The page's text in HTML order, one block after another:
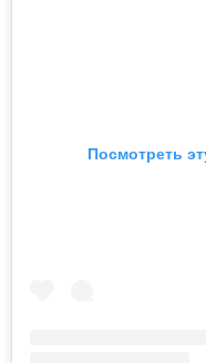
Посмотреть